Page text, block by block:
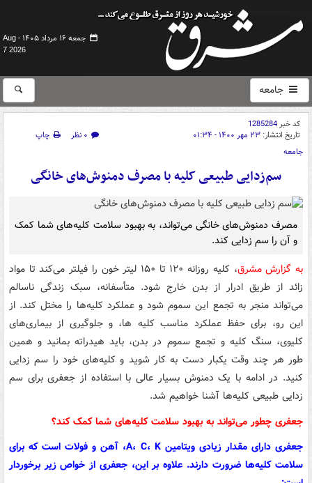
جمعه ۱۶ مرداد ۱۴۰۵ -
Aug
7 2026
جامعه
کد خبر1285284
تاریخ انتشار: ۲۳ مهر ۱۴۰۰ - ۰۱:۳۴ ۰ نظر
چاپ
جامعه
سم‌زدایی طبیعی کلیه با مصرف دمنوش‌های خانگی
مصرف دمنوش‌های خانگی می‌تواند، به بهبود سلامت کلیه‌های شما کمک
و آن را سم زدایی کند.
به گزارش مشرق
، کلیه روزانه ۱۲۰ تا ۱۵۰ لیتر خون را فیلتر می‌کند تا مواد
زائد از طریق ادرار از بدن خارج شود. متأسفانه، سبک زندگی ناسالم
می‌تواند منجر به تجمع این سموم شود و عملکرد کلیه‌ها را مختل کند. از
این رو، برای حفظ عملکرد مناسب کلیه ها، و جلوگیری از بیماری‌های
کلیوی، سنگ کلیه و تجمع سموم در بدن، باید هیدراته بمانید و همین
طور هر چند وقت یکبار دست به کار شوید و کلیه‌های خود را سم زدایی
کنید. در ادامه با یک دمنوش بسیار عالی با استفاده از جعفری برای سم
زدایی طبیعی کلیه‌ها آشنا خواهیم شد.
جعفری چطور می‌تواند به بهبود سلامت کلیه‌های شما کمک کند؟
جعفری دارای مقدار زیادی ویتامین A، C، K، آهن و فولات است که برای
سلامت کلیه‌ها ضرورت دارند. علاوه بر این، جعفری از خواص زیر برخوردار